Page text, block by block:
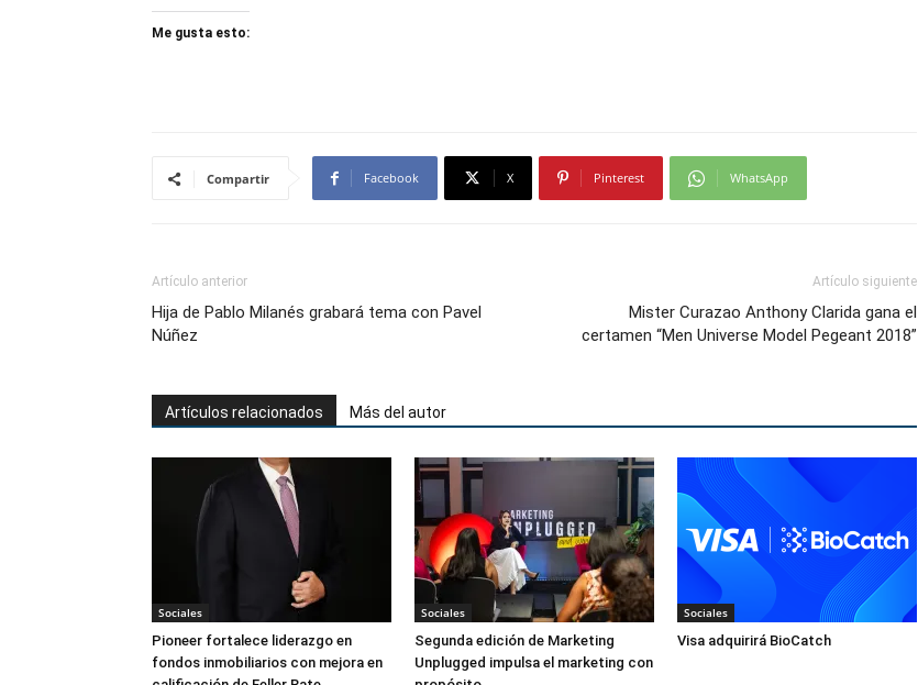
Me gusta esto:
Compartir Facebook X Pinterest WhatsApp
Artículo anterior
Hija de Pablo Milanés grabará tema con Pavel
Núñez
Artículo siguiente
Mister Curazao Anthony Clarida gana el
certamen “Men Universe Model Pegeant 2018”
Artículos relacionados Más del autor
Sociales
Pioneer fortalece liderazgo en
fondos inmobiliarios con mejora en
Sociales
Segunda edición de Marketing
Unplugged impulsa el marketing con
Sociales
Visa adquirirá BioCatch